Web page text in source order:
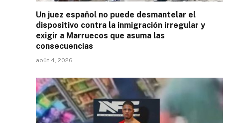
Un juez español no puede desmantelar el
dispositivo contra la inmigración irregular y
exigir a Marruecos que asuma las
consecuencias
août 4, 2026